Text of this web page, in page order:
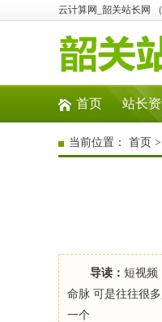
云计算网_韶关站长网
首页 站长
当前位置： 首页 >
导读： 短视频
命脉 可是往往很
一个